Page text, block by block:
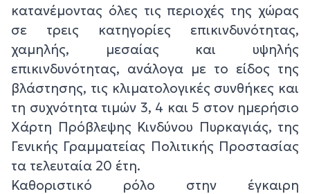
κατανέμοντας όλες τις περιοχές της χώρας
σε τρεις κατηγορίες επικινδυνότητας,
χαμηλής, μεσαίας και υψηλής
επικινδυνότητας, ανάλογα με το είδος της
βλάστησης, τις κλιματολογικές συνθήκες και
τη συχνότητα τιμών 3, 4 και 5 στον ημερήσιο
Χάρτη Πρόβλεψης Κινδύνου Πυρκαγιάς, της
Γενικής Γραμματείας Πολιτικής Προστασίας
τα τελευταία 20 έτη.
Καθοριστικό ρόλο στην έγκαιρη